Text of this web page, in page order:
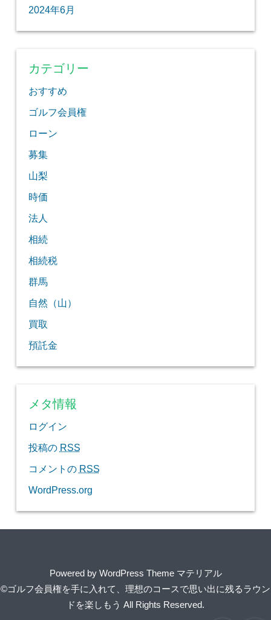
2024年6月
カテゴリー
おすすめ
ゴルフ会員権
ローン
募集
山梨
時価
法人
相続
相続税
群馬
自然（山）
買取
預託金
メタ情報
ログイン
投稿の RSS
コメントの RSS
WordPress.org
Powered by WordPress Theme マテリアル
©ゴルフ会員権を手に入れて、理想のコースで思い出に残るラウン
ドを楽しもう All Rights Reserved.